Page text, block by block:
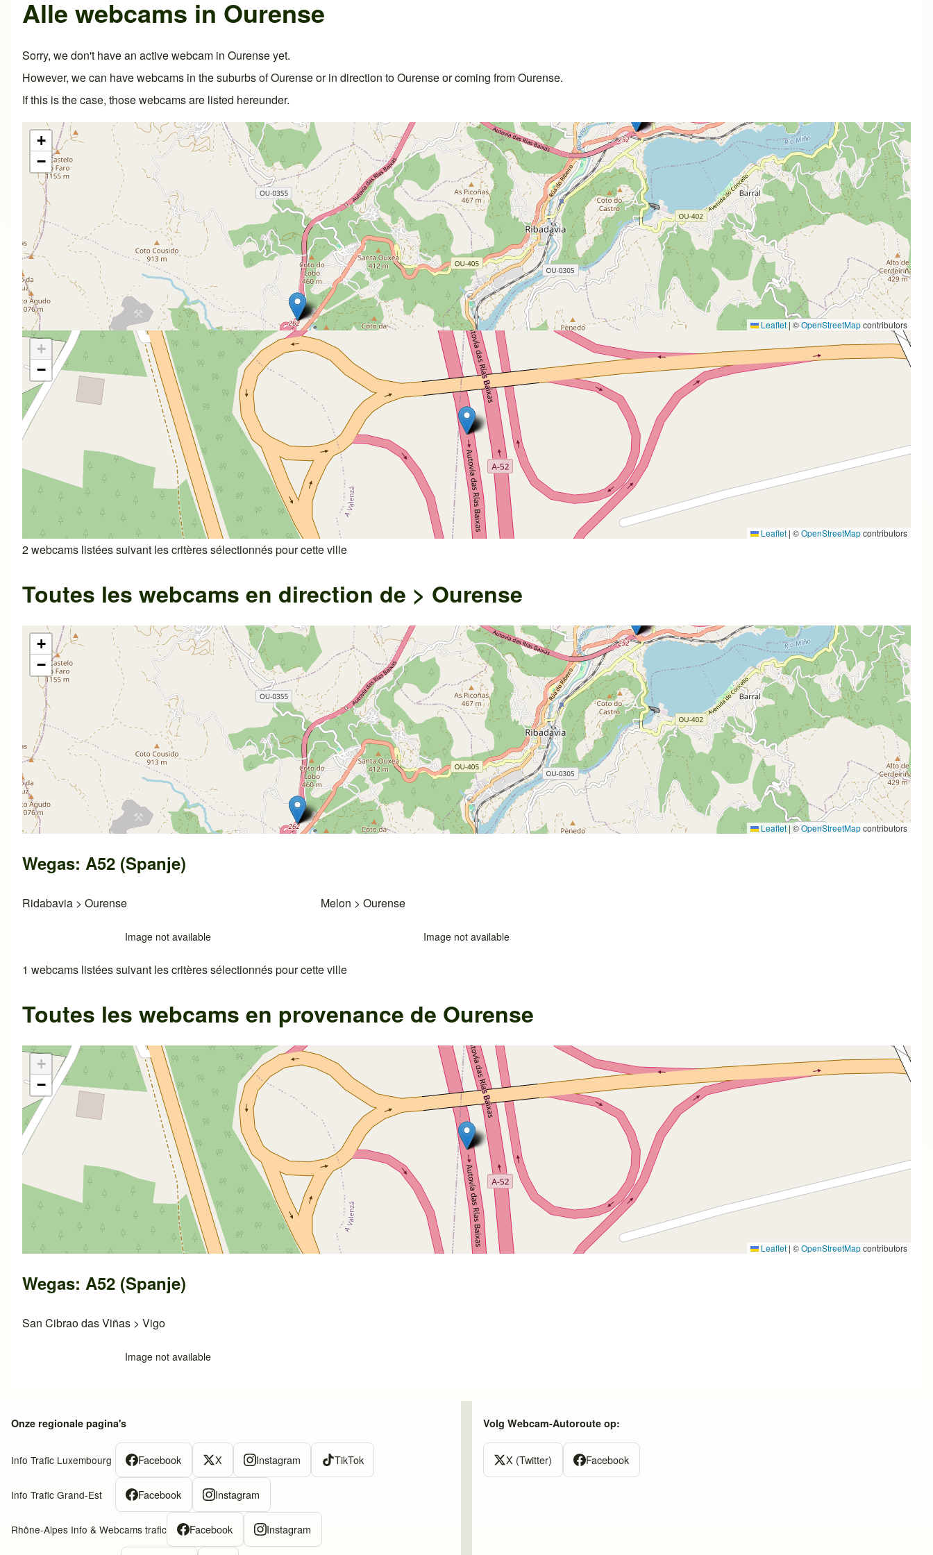
Alle webcams in Ourense
Sorry, we don't have an active webcam in Ourense yet.
However, we can have webcams in the suburbs of Ourense or in direction to Ourense or coming from Ourense.
If this is the case, those webcams are listed hereunder.
+
−
Leaflet | ©OpenStreetMapcontributors
+
−
Leaflet | ©OpenStreetMapcontributors
2 webcams listées suivant les critères sélectionnés pour cette ville
Toutes les webcams en direction de > Ourense
+
−
Leaflet | ©OpenStreetMapcontributors
Wegas: A52 (Spanje)
Ridabavia > Ourense
Image not available
Melon > Ourense
Image not available
1 webcams listées suivant les critères sélectionnés pour cette ville
Toutes les webcams en provenance de Ourense
+
−
Leaflet | ©OpenStreetMapcontributors
Wegas: A52 (Spanje)
San Cibrao das Viñas > Vigo
Image not available
Onze regionale pagina's
Info Trafic Luxembourg Facebook X Instagram TikTok
Info Trafic Grand-Est Facebook Instagram
Rhône-Alpes Info & Webcams trafic Facebook Instagram
Volg Webcam-Autoroute op:
X (Twitter) Facebook